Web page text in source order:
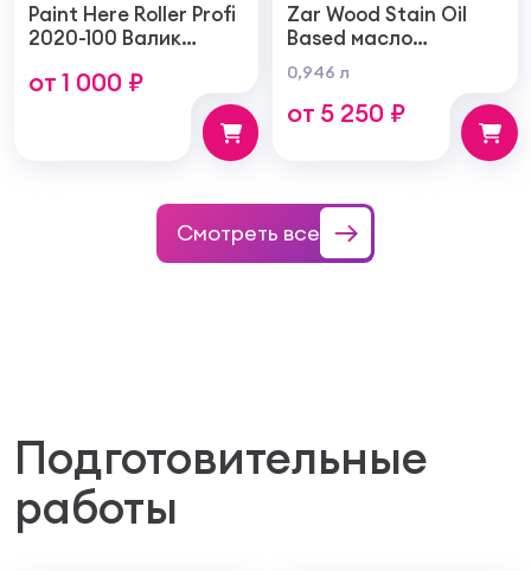
Paint Here Roller Profi
2020-100 Валик
тонкую гладкую
структуру покрытия
от 1 000 ₽
Zar Wood Stain Oil
Based масло
тонирующая по
дереву
0,946 л
от 5 250 ₽
Смотреть все
Подготовительные
работы